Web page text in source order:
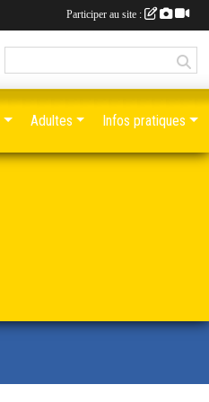
Adultes Infos pratiques
Participer au site :